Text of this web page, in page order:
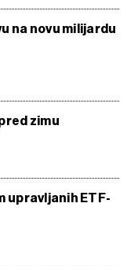
na novu milijardu
zimu
upravljanih ETF-